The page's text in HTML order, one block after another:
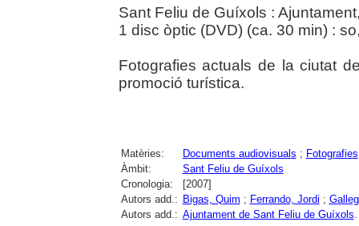
Sant Feliu de Guíxols :
1 disc òptic (DVD) (ca. 30 min) :
Fotografies actuals de la ciutat
promoció turística.
Matèries: Documents audiovisuals ; Fotografies
Àmbit:
Sant Feliu de Guíxols
Cronologia:
[2007]
Autors add.: Bigas, Quim ; Ferrando, Jordi ;
Autors add.: Ajuntament de Sant Feliu de Guíxols